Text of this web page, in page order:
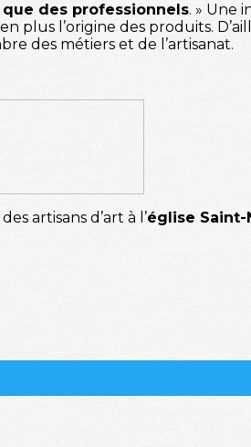
des professionnels. » Une
plus l’origine des produits.
des métiers et de l’artisanat.
artisans d’art à l’église Saint-